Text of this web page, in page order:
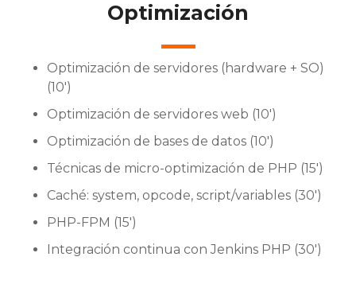
Optimización
Optimización de servidores (hardware + SO)
(10′)
Optimización de servidores web (10′)
Optimización de bases de datos (10′)
Técnicas de micro-optimización de PHP (15′)
Caché: system, opcode, script/variables (30′)
PHP-FPM (15′)
Integración continua con Jenkins PHP (30′)